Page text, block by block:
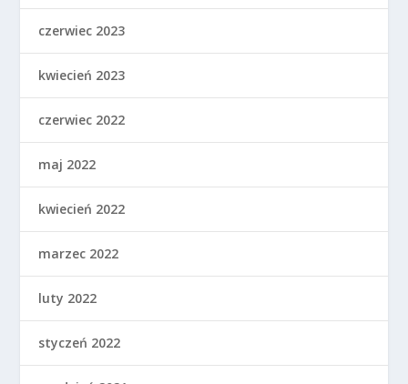
czerwiec 2023
kwiecień 2023
czerwiec 2022
maj 2022
kwiecień 2022
marzec 2022
luty 2022
styczeń 2022